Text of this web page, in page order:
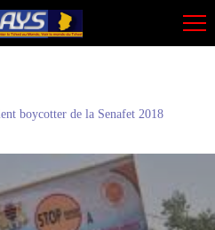
boycotter de la Senafet 2018